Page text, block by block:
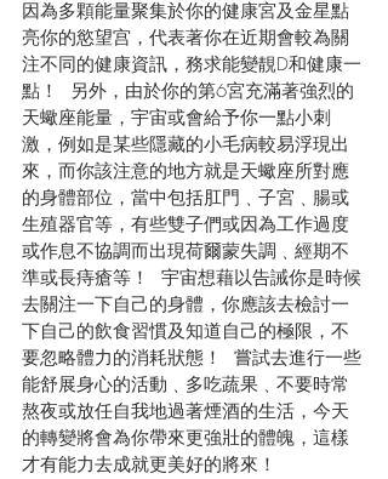
因為多顆能量聚集於你的健康宮及金星點
亮你的慾望宫，代表著你在近期會較為關
注不同的健康資訊，務求能變靚D和健康一
點！  另外，由於你的第6宮充滿著強烈的
天蠍座能量，宇宙或會給予你一點小刺
激，例如是某些隱藏的小毛病較易浮現出
來，而你該注意的地方就是天蠍座所對應
的身體部位，當中包括肛門﹑子宮﹑腸或
生殖器官等，有些雙子們或因為工作過度
或作息不協調而出現荷爾蒙失調﹑經期不
準或長痔瘡等！  宇宙想藉以告誡你是時候
去關注一下自己的身體，你應該去檢討一
下自己的飲食習慣及知道自己的極限，不
要忽略體力的消耗狀態！  嘗試去進行一些
能舒展身心的活動﹑多吃蔬果﹑不要時常
熬夜或放任自我地過著煙酒的生活，今天
的轉變將會為你帶來更強壯的體魄，這樣
才有能力去成就更美好的將來！